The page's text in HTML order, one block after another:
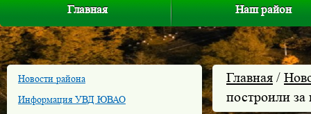
Главная Наш район
Новости района
Информация УВД ЮВАО
Главная /
построили